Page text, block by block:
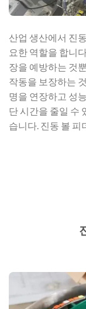
산업 생산에서 진
요한 역할을 합니
장을 예방하는 것
작동을 보장하는
명을 연장하고 성
단 시간을 줄일 수
습니다. 진동 볼